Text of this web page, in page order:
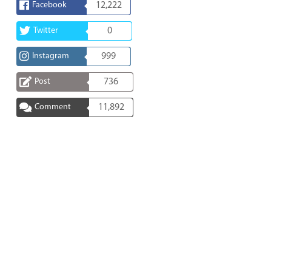
Facebook 12,222
Twitter 0
Instagram 999
Post 736
Comment 11,892